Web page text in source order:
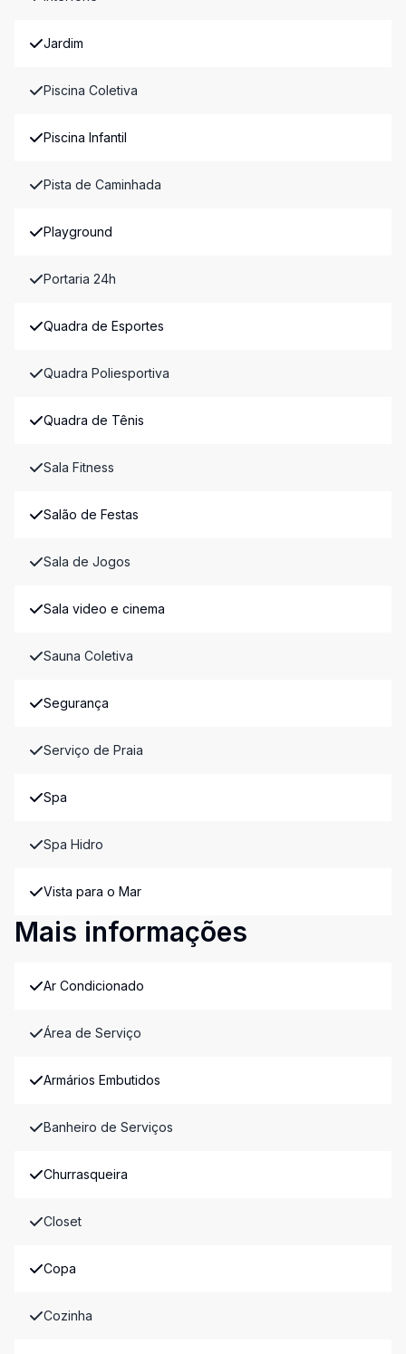
Jardim
Piscina Coletiva
Piscina Infantil
Pista de Caminhada
Playground
Portaria 24h
Quadra de Esportes
Quadra Poliesportiva
Quadra de Tênis
Sala Fitness
Salão de Festas
Sala de Jogos
Sala video e cinema
Sauna Coletiva
Segurança
Serviço de Praia
Spa
Spa Hidro
Vista para o Mar
Mais informações
Ar Condicionado
Área de Serviço
Armários Embutidos
Banheiro de Serviços
Churrasqueira
Closet
Copa
Cozinha